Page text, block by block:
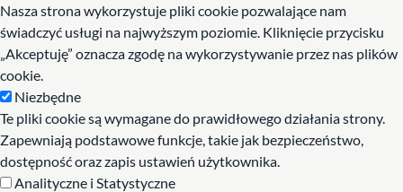
Nasza strona wykorzystuje pliki cookie pozwalające nam
świadczyć usługi na najwyższym poziomie. Kliknięcie przycisku
„Akceptuję” oznacza zgodę na wykorzystywanie przez nas plików
cookie.
Niezbędne
Te pliki cookie są wymagane do prawidłowego działania strony.
Zapewniają podstawowe funkcje, takie jak bezpieczeństwo,
dostępność oraz zapis ustawień użytkownika.
Analityczne i Statystyczne